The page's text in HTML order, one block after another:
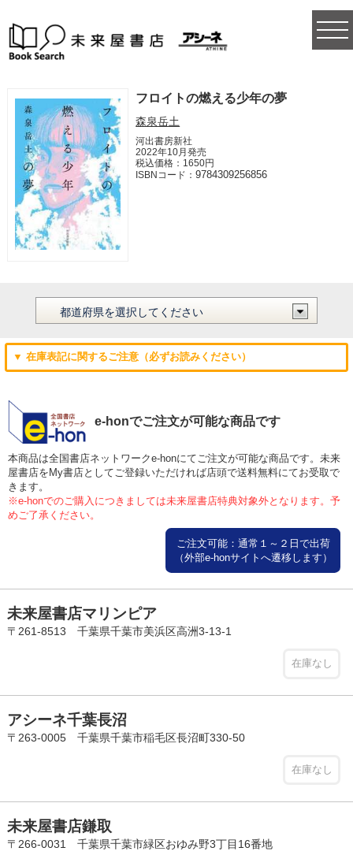
フロイトの燃える少年の夢
森泉岳土
河出書房新社
2022年10月発売
税込価格：1650円
ISBNコード：9784309256856
▼ 在庫表記に関するご注意（必ずお読みください）
e-honでご注文が可能な商品です
本商品は全国書店ネットワークe-honにてご注文が可能な商品です。未来
屋書店をMy書店としてご登録いただければ店頭で送料無料にてお受取で
きます。
※e-honでのご購入につきましては未来屋書店特典対象外となります。予
めご了承ください。
ご注文可能：通常１～２日で出荷
（外部e-honサイトへ遷移します）
未来屋書店マリンピア
〒261-8513 千葉県千葉市美浜区高洲3-13-1
在庫なし
アシーネ千葉長沼
〒263-0005 千葉県千葉市稲毛区長沼町330-50
在庫なし
未来屋書店鎌取
〒266-0031 千葉県千葉市緑区おゆみ野3丁目16番地